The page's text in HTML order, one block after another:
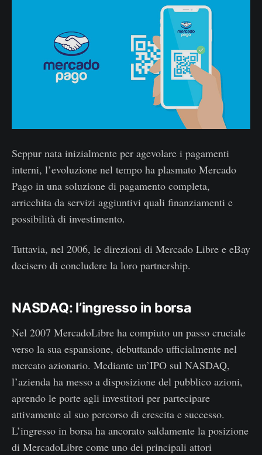
Seppur nata inizialmente per agevolare i pagamenti
interni, l’evoluzione nel tempo ha plasmato Mercado
Pago in una soluzione di pagamento completa,
arricchita da servizi aggiuntivi quali finanziamenti e
possibilità di investimento.
Tuttavia, nel 2006, le direzioni di Mercado Libre e eBay
decisero di concludere la loro partnership.
NASDAQ: l’ingresso in borsa
Nel 2007 MercadoLibre ha compiuto un passo cruciale
verso la sua espansione, debuttando ufficialmente nel
mercato azionario. Mediante un’IPO sul NASDAQ,
l’azienda ha messo a disposizione del pubblico azioni,
aprendo le porte agli investitori per partecipare
attivamente al suo percorso di crescita e successo.
L’ingresso in borsa ha ancorato saldamente la posizione
di MercadoLibre come uno dei principali attori